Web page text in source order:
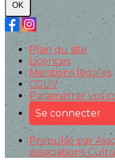
OK
Plan du site
Licences
Mentions légales
CGUV
Paramétrer vos
Se connecter
Propulsé par
associations